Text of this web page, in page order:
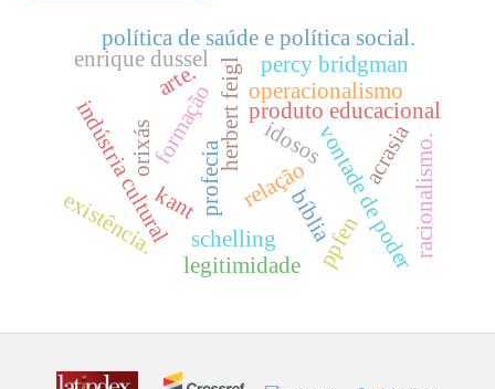
kant
herbert feigl
bíblia
profecia
produto educacional
relaçãovontade de poder
acrasia
formação
indústria cultural
operacionalismo
percy bridgman
política de saúde e política social.
idosos
enrique dussel
arte.
schelling racionalismo.
existência.
legitimidade ppfen
orixás